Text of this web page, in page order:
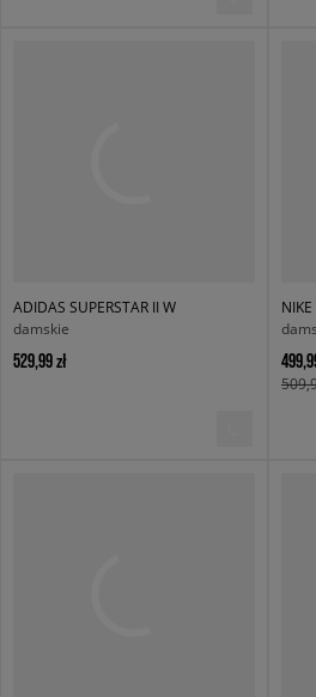
ADIDAS SUPERSTAR II W
damskie
529,99 zł